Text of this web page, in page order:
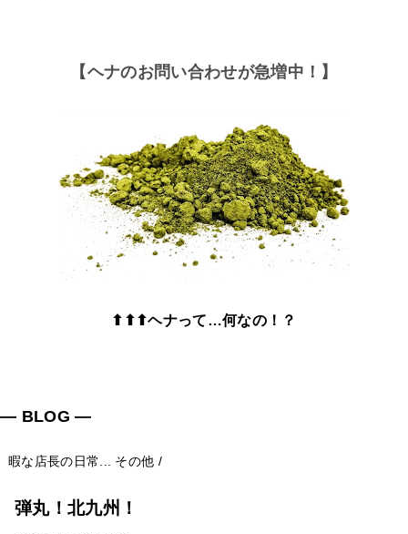
【ヘナのお問い合わせが急増中！】
⬆⬆⬆ヘナって…何なの！？
― BLOG ―
暇な店長の日常... その他 /
弾丸！北九州！